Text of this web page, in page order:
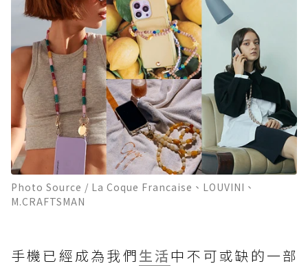
Photo Source / La Coque Francaise、LOUVINI、
M.CRAFTSMAN
手機已經成為我們生活中不可或缺的一部